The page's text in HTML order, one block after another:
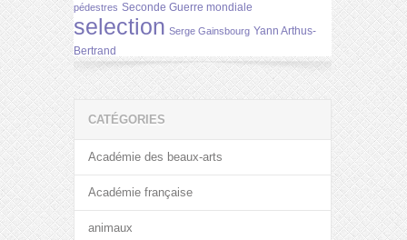
pédestres Seconde Guerre mondiale
selection Serge Gainsbourg Yann Arthus-
Bertrand
CATÉGORIES
Académie des beaux-arts
Académie française
animaux